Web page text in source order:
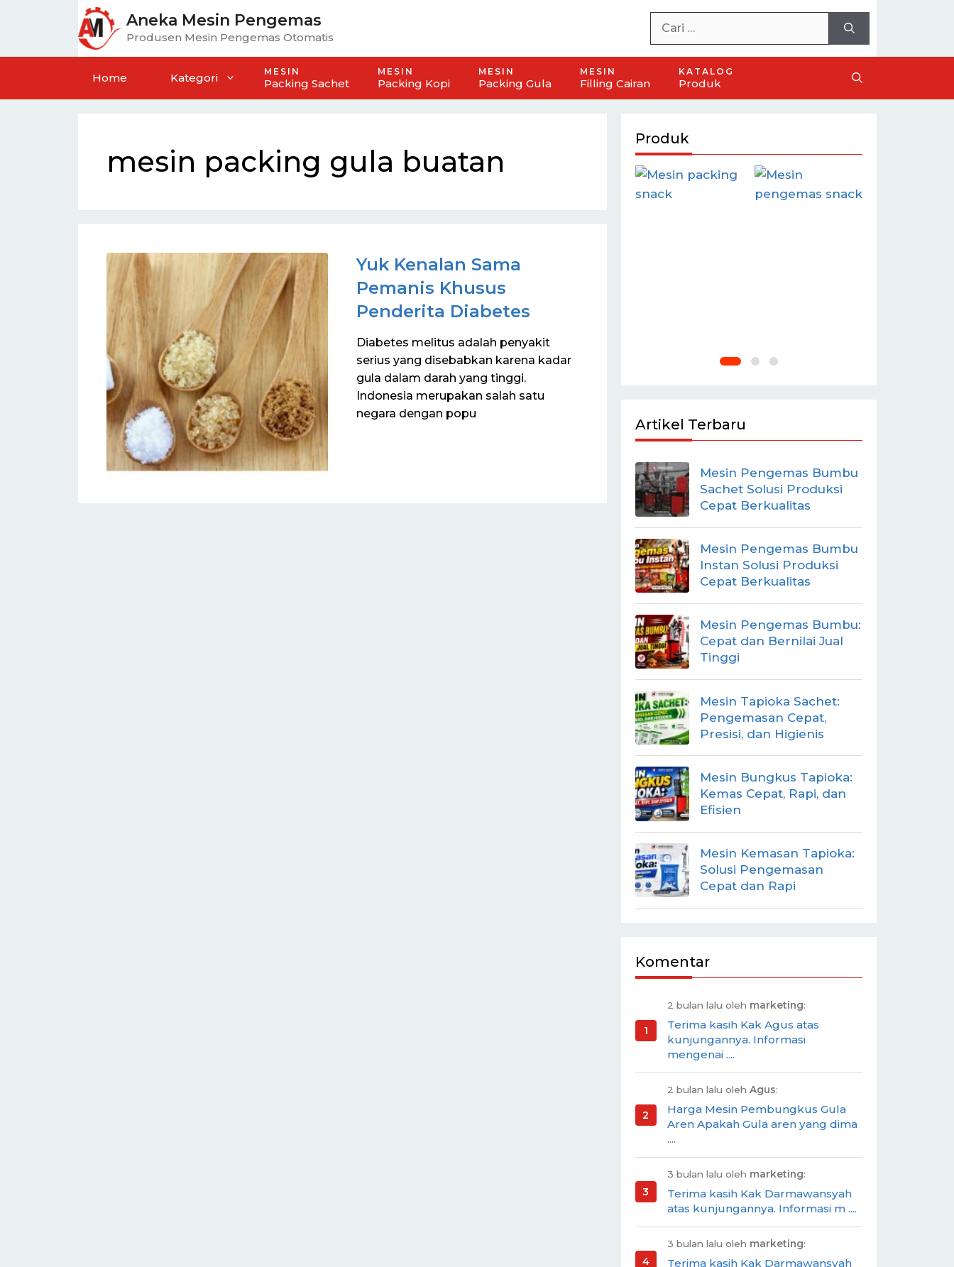
Aneka Mesin Pengemas
Produsen Mesin Pengemas Otomatis
Home Kategori MESIN
Packing Sachet
MESIN
Packing Kopi
MESIN
Packing Gula
MESIN
Filling Cairan
KATALOG
Produk
mesin packing gula buatan
Yuk Kenalan Sama
Pemanis Khusus
Penderita Diabetes
Diabetes melitus adalah penyakit
serius yang disebabkan karena kadar
gula dalam darah yang tinggi.
Indonesia merupakan salah satu
negara dengan popu
Produk
Artikel Terbaru
Mesin Pengemas Bumbu
Sachet Solusi Produksi
Cepat Berkualitas
Mesin Pengemas Bumbu
Instan Solusi Produksi
Cepat Berkualitas
Mesin Pengemas Bumbu:
Cepat dan Bernilai Jual
Tinggi
Mesin Tapioka Sachet:
Pengemasan Cepat,
Presisi, dan Higienis
Mesin Bungkus Tapioka:
Kemas Cepat, Rapi, dan
Efisien
Mesin Kemasan Tapioka:
Solusi Pengemasan
Cepat dan Rapi
Komentar
2 bulan lalu oleh marketing:
Terima kasih Kak Agus atas
kunjungannya. Informasi
mengenai ....
2 bulan lalu oleh Agus:
Harga Mesin Pembungkus Gula
Aren Apakah Gula aren yang dima
....
3 bulan lalu oleh marketing:
Terima kasih Kak Darmawansyah
atas kunjungannya. Informasi m ....
3 bulan lalu oleh marketing:
Terima kasih Kak Darmawansyah